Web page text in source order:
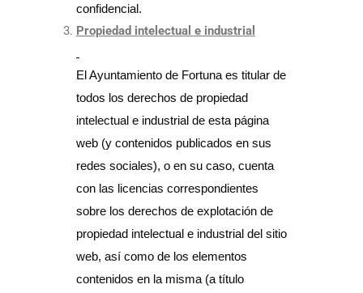
confidencial.
Propiedad intelectual e industrial
El Ayuntamiento de Fortuna es titular de
todos los derechos de propiedad
intelectual e industrial de esta página
web (y contenidos publicados en sus
redes sociales), o en su caso, cuenta
con las licencias correspondientes
sobre los derechos de explotación de
propiedad intelectual e industrial del sitio
web, así como de los elementos
contenidos en la misma (a título